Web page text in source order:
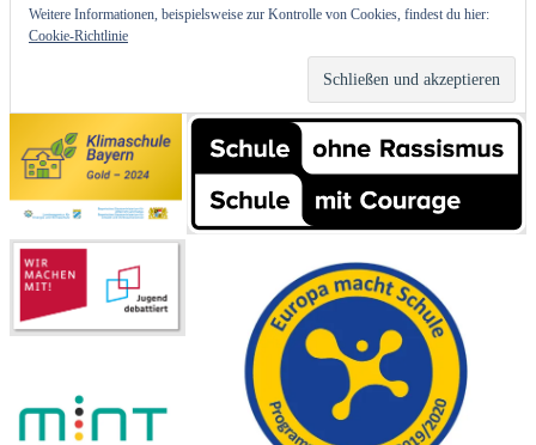
Weitere Informationen, beispielsweise zur Kontrolle von Cookies, findest du hier:
Cookie-Richtlinie